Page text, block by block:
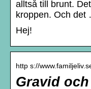
alltså till brunt.
kroppen. Och det
Hej!
http s://
Gravid